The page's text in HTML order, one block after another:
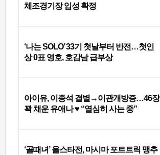
체조경기장 입성 확정
‘나는 SOLO’ 33기 첫날부터 반전…첫인
상 0표 영호, 호감남 급부상
아이유, 이종석 결별→이관개방증…46장
꽉 채운 유애나 ♥ “열심히 사는 중”
‘골때녀’ 올스타전, 마시마 포트트릭 맹추